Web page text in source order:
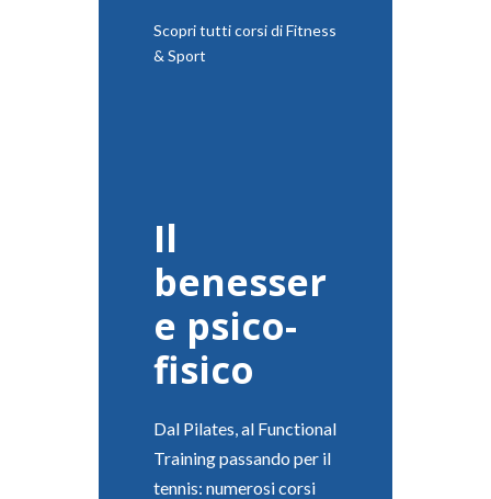
Scopri tutti corsi di Fitness
& Sport
Il
benesser
e psico-
fisico
Dal Pilates, al Functional
Training passando per il
tennis: numerosi corsi